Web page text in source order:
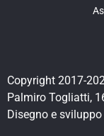
Copyright 2017-
Palmiro Togliatti,
Disegno e sviluppo